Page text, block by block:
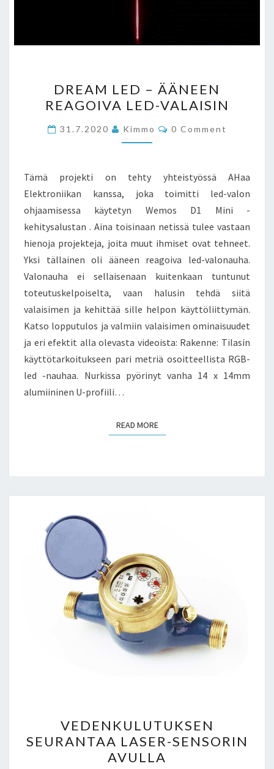
LED
–
ÄÄNEEN
REAGOIVA
VALAISIN
DREAM LED – ÄÄNEEN
REAGOIVA LED-VALAISIN
31.7.2020 Kimmo Comments
0 Comment
Tämä projekti on tehty yhteistyössä AHaa
Elektroniikan kanssa, joka toimitti led-valon
ohjaamisessa käytetyn Wemos D1 Mini -
kehitysalustan . Aina toisinaan netissä tulee vastaan
hienoja projekteja, joita muut ihmiset ovat tehneet.
Yksi tällainen oli ääneen reagoiva led-valonauha.
Valonauha ei sellaisenaan kuitenkaan tuntunut
toteutuskelpoiselta, vaan halusin tehdä siitä
valaisimen ja kehittää sille helpon käyttöliittymän.
Katso lopputulos ja valmiin valaisimen ominaisuudet
ja eri efektit alla olevasta videoista: Rakenne: Tilasin
käyttötarkoitukseen pari metriä osoitteellista RGB-
led -nauhaa. Nurkissa pyörinyt vanha 14 x 14mm
alumiininen U-profiili…
READ MOREREAD MORE
SEURANTAA
LASER-
SENSORIN
VEDENKULUTUKSEN
SEURANTAA LASER-SENSORIN
AVULLA